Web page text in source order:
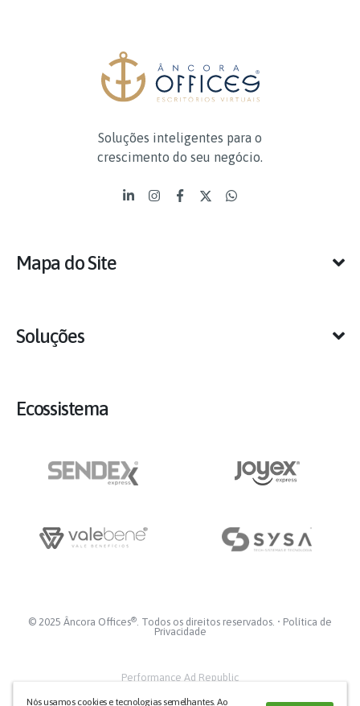
Soluções inteligentes para o
crescimento do seu negócio.
Mapa do Site
Soluções
Ecossistema
© 2025 Âncora Offices®. Todos os direitos reservados. • Política de
Privacidade
Performance Ad Republic
Nós usamos cookies e tecnologias semelhantes. Ao